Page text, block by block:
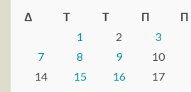
Δ
Τ Τ Π Π
1
2 3
7
8 9 10
14
15 16 17